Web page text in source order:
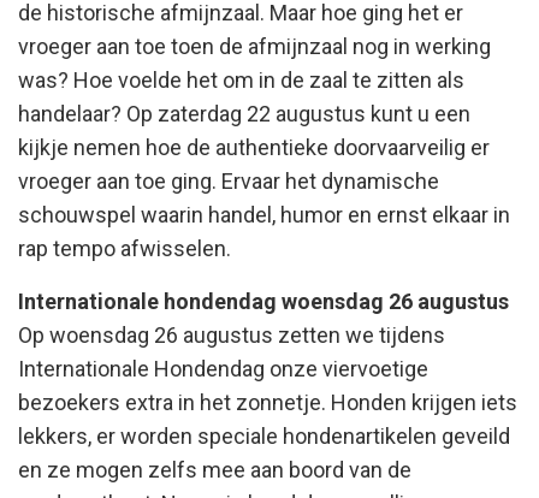
de historische afmijnzaal. Maar hoe ging het er
vroeger aan toe toen de afmijnzaal nog in werking
was? Hoe voelde het om in de zaal te zitten als
handelaar? Op zaterdag 22 augustus kunt u een
kijkje nemen hoe de authentieke doorvaarveilig er
vroeger aan toe ging. Ervaar het dynamische
schouwspel waarin handel, humor en ernst elkaar in
rap tempo afwisselen.
Internationale hondendag woensdag 26 augustus
Op woensdag 26 augustus zetten we tijdens
Internationale Hondendag onze viervoetige
bezoekers extra in het zonnetje. Honden krijgen iets
lekkers, er worden speciale hondenartikelen geveild
en ze mogen zelfs mee aan boord van de